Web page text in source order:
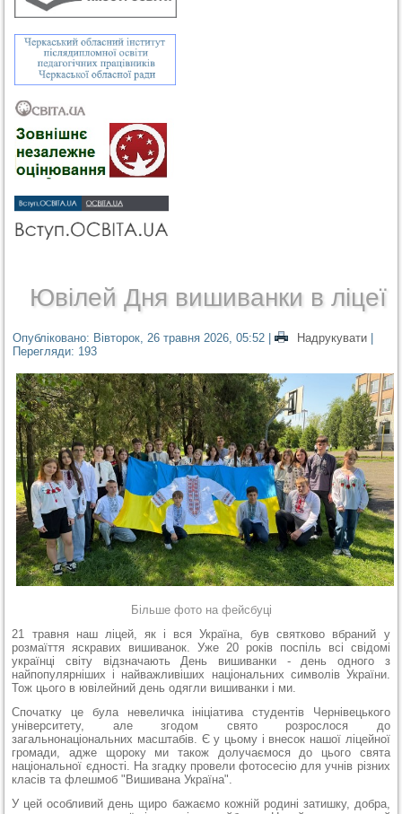
Ювілей Дня вишиванки в ліцеї
Опубліковано: Вівторок, 26 травня 2026, 05:52 | Надрукувати
Перегляди: 193
Більше фото на фейсбуці
21 травня наш ліцей, як і вся Україна, був святково вбраний у
розмаїття яскравих вишиванок. Уже 20 років поспіль всі свідомі
українці світу відзначають День вишиванки - день одного з
найпопулярніших і найважливіших національних символів України.
Тож цього в ювілейний день одягли вишиванки і ми.
Спочатку це була невеличка ініціатива студентів Чернівецького
університету, але згодом свято розрослося до
загальнонаціональних масштабів. Є у цьому і внесок нашої ліцейної
громади, адже щороку ми також долучаємося до цього свята
національної єдності. На згадку провели фотосесію для учнів різних
класів та флешмоб "Вишивана Україна".
У цей особливий день щиро бажаємо кожній родині затишку, добра,